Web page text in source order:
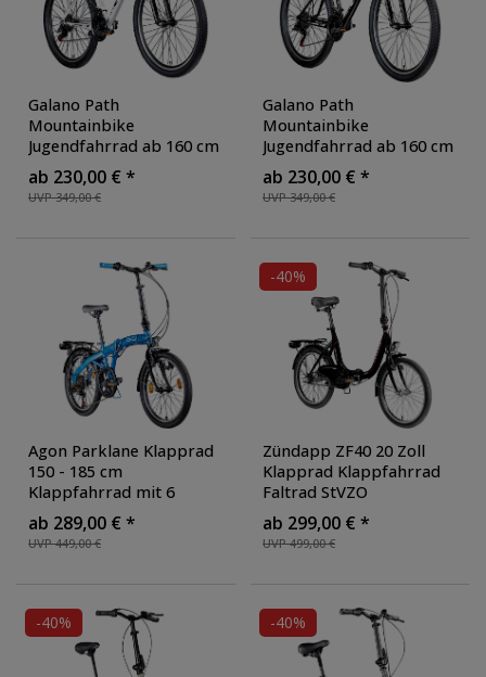
Galano Path
Mountainbike
Jugendfahrrad ab 160 cm
Fahrrad 26 Zoll für
Mädchen Jungen oder
Erwachsene MTB
UVP 349,00 €
ab 230,00 € *
Galano Path
Mountainbike
Jugendfahrrad ab 160 cm
Fahrrad 26 Zoll für
Mädchen Jungen oder
Erwachsene MTB
UVP 349,00 €
ab 230,00 € *
Agon Parklane Klapprad
150 - 185 cm
Klappfahrrad mit 6
Gängen Fahrrad Faltrad
mit Beleuchtung StVZO
und Fahrradständer
UVP 449,00 €
ab 289,00 € *
-40%
Zündapp ZF40 20 Zoll
Klapprad Klappfahrrad
Faltrad StVZO
Faltfahrrad Erwachsene
Damen Herren tiefer
Einstieg, Farbe: schwarz
UVP 499,00 €
ab 299,00 € *
-40% -40%